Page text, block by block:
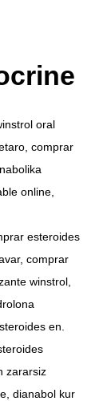
oral
comprar
online,
esteroides
comprar
winstrol,
en.
zararsiz
dianabol kur